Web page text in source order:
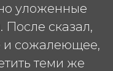
уложенные
После сказал,
и сожалеющее,
теми же